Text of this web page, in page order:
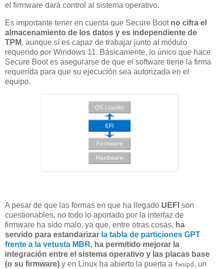
el firmware dará control al sistema operativo.
Es importante tener en cuenta que Secure Boot no cifra el
almacenamiento de los datos y es independiente de
TPM, aunque sí es capaz de trabajar junto al módulo
requerido por Windows 11. Básicamente, lo único que hace
Secure Boot es asegurarse de que el software tiene la firma
requerida para que su ejecución sea autorizada en el
equipo.
A pesar de que las formas en que ha llegado UEFI son
cuestionables, no todo lo aportado por la interfaz de
firmware ha sido malo, ya que, entre otras cosas, ha
servido para estandarizar la tabla de particiones GPT
frente a la vetusta MBR, ha permitido mejorar la
integración entre el sistema operativo y las placas base
(o su firmware) y en Linux ha abierto la puerta a fwupd , un